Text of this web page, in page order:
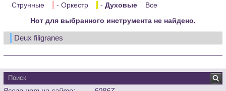
Струнные
- Оркестр -Духовые
Все
Нот для выбранного инструмента не найдено.
Deux filigranes